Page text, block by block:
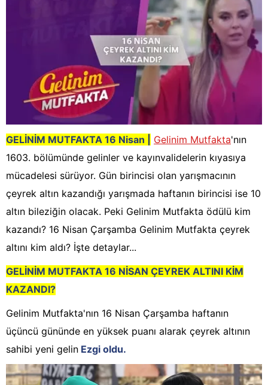
GELİNİM MUTFAKTA 16 Nisan Gelinim Mutfakta'nın
1603. bölümünde gelinler ve kayınvalidelerin kıyasıya
mücadelesi sürüyor. Gün birincisi olan yarışmacının
çeyrek altın kazandığı yarışmada haftanın birincisi ise 10
altın bileziğin olacak. Peki Gelinim Mutfakta ödülü kim
kazandı? 16 Nisan Çarşamba Gelinim Mutfakta çeyrek
altını kim aldı? İşte detaylar...
GELİNİM MUTFAKTA 16 NİSAN ÇEYREK ALTINI KİM
KAZANDI?
Gelinim Mutfakta'nın 16 Nisan Çarşamba haftanın
üçüncü gününde en yüksek puanı alarak çeyrek altının
sahibi yeni gelin Ezgi oldu.